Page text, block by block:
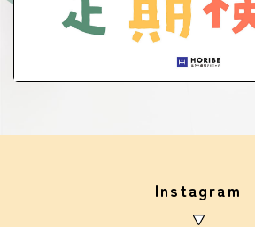
Instagram